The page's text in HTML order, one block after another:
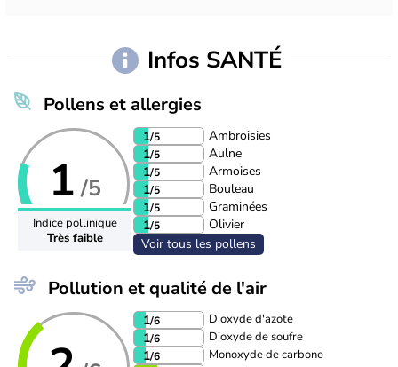
Infos SANTÉ
Pollens et allergies
1 /5
Indice pollinique
Très faible
1/5
Ambroisies
1/5
Aulne
1/5
Armoises
1/5
Bouleau
1/5
Graminées
1/5
Olivier
Voir tous les pollens
Pollution et qualité de l'air
1/6 Dioxyde d'azote
1/6 Dioxyde de soufre
1/6 Monoxyde de carbone